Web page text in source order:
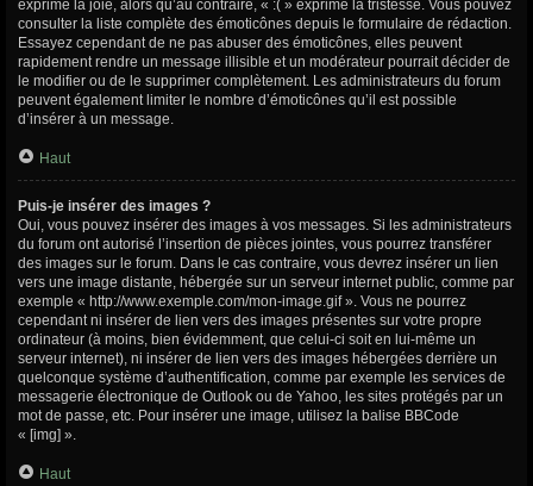
exprime la joie, alors qu’au contraire, « :( » exprime la tristesse. Vous pouvez
consulter la liste complète des émoticônes depuis le formulaire de rédaction.
Essayez cependant de ne pas abuser des émoticônes, elles peuvent
rapidement rendre un message illisible et un modérateur pourrait décider de
le modifier ou de le supprimer complètement. Les administrateurs du forum
peuvent également limiter le nombre d’émoticônes qu’il est possible
d’insérer à un message.
Haut
Puis-je insérer des images ?
Oui, vous pouvez insérer des images à vos messages. Si les administrateurs
du forum ont autorisé l’insertion de pièces jointes, vous pourrez transférer
des images sur le forum. Dans le cas contraire, vous devrez insérer un lien
vers une image distante, hébergée sur un serveur internet public, comme par
exemple « http://www.exemple.com/mon-image.gif ». Vous ne pourrez
cependant ni insérer de lien vers des images présentes sur votre propre
ordinateur (à moins, bien évidemment, que celui-ci soit en lui-même un
serveur internet), ni insérer de lien vers des images hébergées derrière un
quelconque système d’authentification, comme par exemple les services de
messagerie électronique de Outlook ou de Yahoo, les sites protégés par un
mot de passe, etc. Pour insérer une image, utilisez la balise BBCode
« [img] ».
Haut